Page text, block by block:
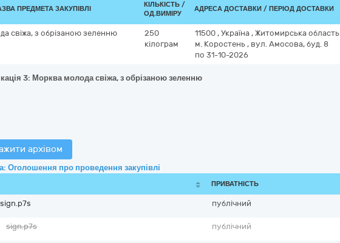
ПРЕДМЕТА ЗАКУПІВЛІ
КІЛЬКІСТЬ /
ОД.ВИМІРУ
АДРЕСА ДОСТАВКИ / ПЕРІОД ДОСТАВКИ
свіжа, з обрізаною зеленню
250
кілограм
11500 , Україна , Житомирська область
м. Коростень , вул. Амосова, буд. 8
по 31-10-2026
3: Морква молода свіжа, з обрізаною зеленню
архівом
Оголошення про проведення закупівлі
ПРИВАТНІСТЬ
sign.p7s публічний
sign.p7s публічний